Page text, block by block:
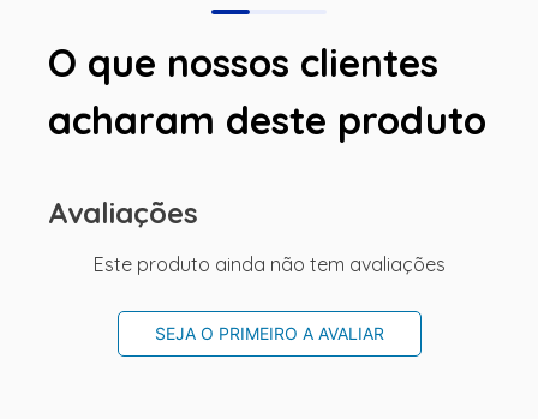
O que nossos clientes
acharam deste produto
Avaliações
Este produto ainda não tem avaliações
SEJA O PRIMEIRO A AVALIAR